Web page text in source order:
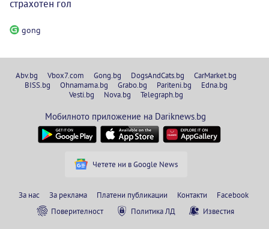
страхотен гол
gong
Abv.bg Vbox7.com Gong.bg DogsAndCats.bg
CarMarket.bg
BISS.bg
Ohnamama.bg Grabo.bg Pariteni.bg
Edna.bg
Vesti.bg
Nova.bg Telegraph.bg
Мобилното приложение на Dariknews.bg
Четете ни в Google News
За нас За реклама Платени публикации Контакти
Facebook
Поверителност
Политика ЛД Известия